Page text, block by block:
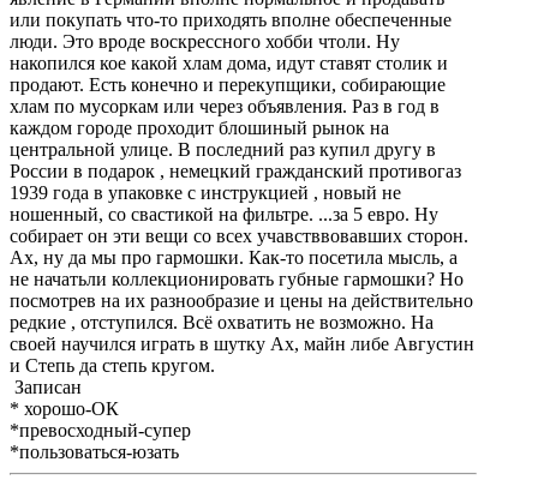
или покупать что-то приходять вполне обеспеченные
люди. Это вроде воскрессного хобби чтоли. Ну
накопился кое какой хлам дома, идут ставят столик и
продают. Есть конечно и перекупщики, собирающие
хлам по мусоркам или через объявления. Раз в год в
каждом городе проходит блошиный рынок на
центральной улице. В последний раз купил другу в
России в подарок , немецкий гражданский противогаз
1939 года в упаковке с инструкцией , новый не
ношенный, со свастикой на фильтре. ...за 5 евро. Ну
собирает он эти вещи со всех учавстввовавших сторон.
Ах, ну да мы про гармошки. Как-то посетила мысль, а
не начатьли коллекционировать губные гармошки? Но
посмотрев на их разнообразие и цены на действительно
редкие , отступился. Всё охватить не возможно. На
своей научился играть в шутку Ах, майн либе Августин
и Степь да степь кругом.
Записан
* хорошо-ОК
*превосходный-супер
*пользоваться-юзать